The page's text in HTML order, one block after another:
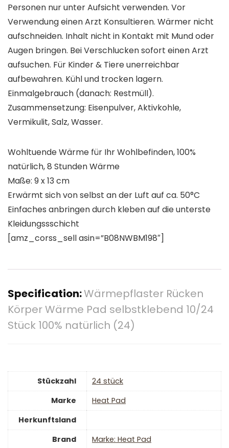
Personen nur unter Aufsicht verwenden. Vor
Verwendung einen Arzt Konsultieren. Wärmer nicht
aufschneiden. Inhalt nicht in Kontakt mit Mund oder
Augen bringen. Bei Verschlucken sofort einen Arzt
aufsuchen. Für Kinder & Tiere unerreichbar
aufbewahren. Kühl und trocken lagern.
Einmalgebrauch (danach: Restmüll).
Zusammensetzung: Eisenpulver, Aktivkohle,
Vermikulit, Salz, Wasser.
Wohltuende Wärme für Ihr Wohlbefinden, 100%
natürlich, 8 Stunden Wärme
Maße: 9 x 13 cm
Erwärmt sich von selbst an der Luft auf ca. 50°C
Einfaches anbringen durch kleben auf die unterste
Kleidungssschicht
[amz_corss_sell asin=”B08NWBM198″]
Specification:Wärmepflaster Rücken
Körper Wärme Pad selbstklebend 10/24
Stück 100% natürlich (24)
Stückzahl
‎24 stück
Marke
‎Heat Pad
Herkunftsland
Brand
Marke: Heat Pad